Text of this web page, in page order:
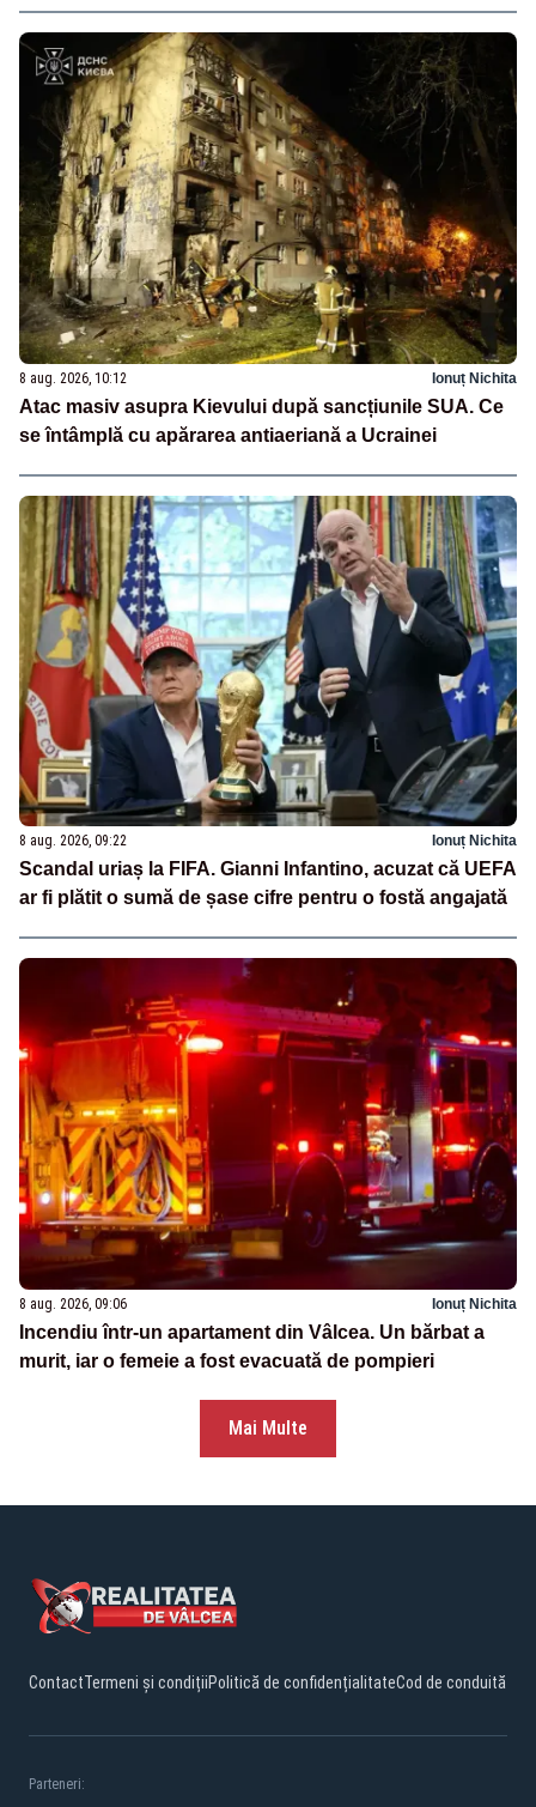
8 aug. 2026, 10:12 Ionuț Nichita
Atac masiv asupra Kievului după sancțiunile SUA. Ce
se întâmplă cu apărarea antiaeriană a Ucrainei
8 aug. 2026, 09:22 Ionuț Nichita
Scandal uriaș la FIFA. Gianni Infantino, acuzat că UEFA
ar fi plătit o sumă de șase cifre pentru o fostă angajată
8 aug. 2026, 09:06 Ionuț Nichita
Incendiu într-un apartament din Vâlcea. Un bărbat a
murit, iar o femeie a fost evacuată de pompieri
Mai Multe
ContactTermeni și condițiiPolitică de confidențialitateCod de conduită
Parteneri: